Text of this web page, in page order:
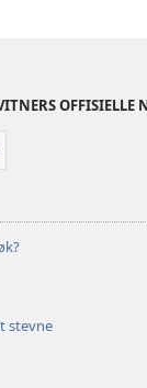
2001
OFFISIELLE
stevne